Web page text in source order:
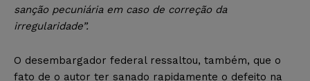
sanção pecuniária em caso de correção da
irregularidade”.
O desembargador federal ressaltou, também, que o
fato de o autor ter sanado rapidamente o defeito na